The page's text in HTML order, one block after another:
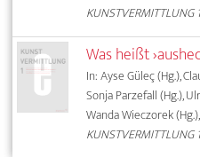
KUNSTVERMITTLUNG
Was heißt
In: Ayse Güleç (Hg.),
Sonja Parzefall (Hg.),
Wanda Wieczorek (Hg.),
KUNSTVERMITTLUNG